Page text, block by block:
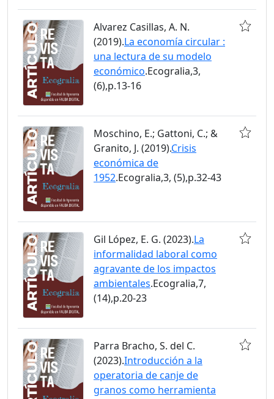
Alvarez Casillas, A. N.
(2019).La economía circular :
una lectura de su modelo
económico.Ecogralia,3,
(6),p.13-16
Moschino, E.; Gattoni, C.; &
Granito, J. (2019).Crisis
económica de
1952.Ecogralia,3, (5),p.32-43
Gil López, E. G. (2023).La
informalidad laboral como
agravante de los impactos
ambientales.Ecogralia,7,
(14),p.20-23
Parra Bracho, S. del C.
(2023).Introducción a la
operatoria de canje de
granos como herramienta